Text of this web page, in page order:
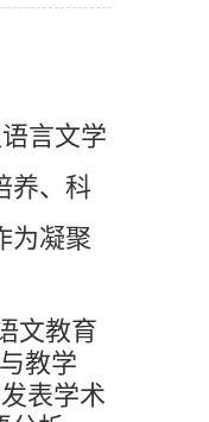
言文学
养、科
为凝聚
文教育
教学
表学术